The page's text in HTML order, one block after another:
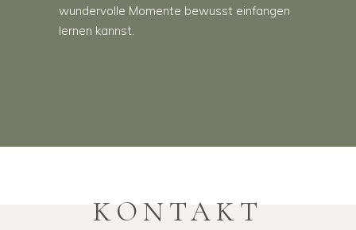
wundervolle Momente bewusst einfangen
lernen kannst.
KONTAKT